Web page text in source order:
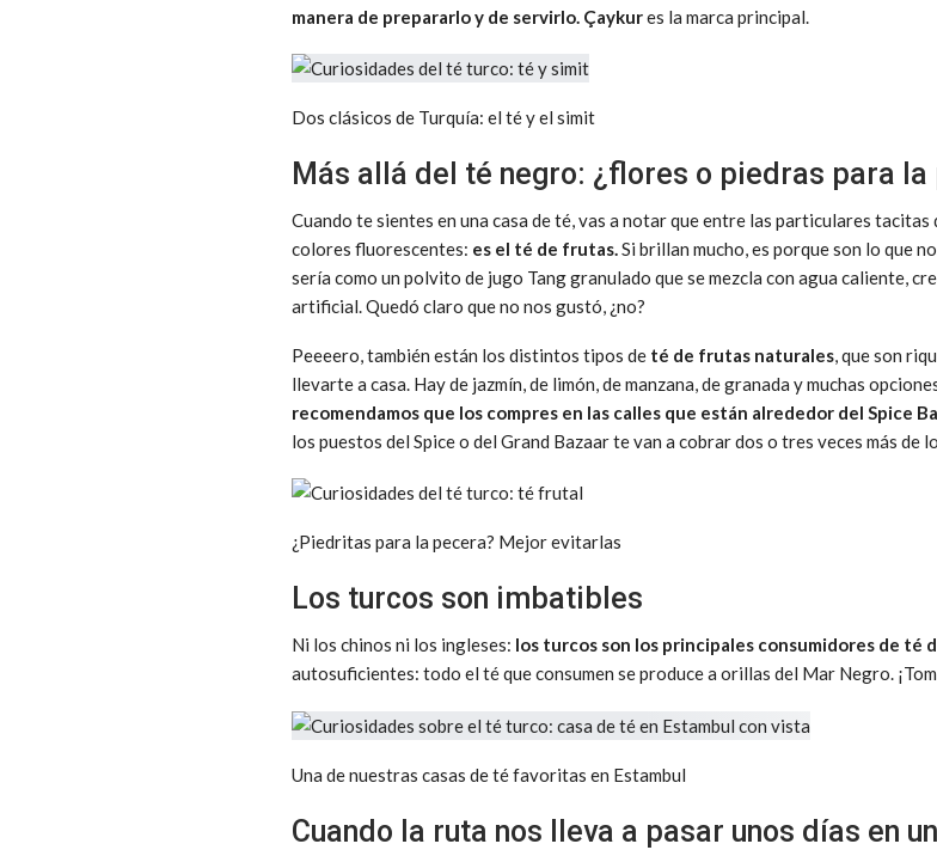
manera de prepararlo y de servirlo. Çaykures la marca principal.
Dos clásicos de Turquía: el té y el simit
Más allá del té negro: ¿flores o piedras para la
Cuando te sientes en una casa de té, vas a notar que entre las particulares tacitas
colores fluorescentes: es el té de frutas.Si brillan mucho, es porque son lo que
sería como un polvito de jugo Tang granulado que se mezcla con agua caliente,
artificial. Quedó claro que no nos gustó, ¿no?
Peeeero, también están los distintos tipos de té de frutas naturales, que son
llevarte a casa. Hay de jazmín, de limón, de manzana, de granada y muchas
recomendamos que los compres en las calles que están alrededor del Spice
los puestos del Spice o del Grand Bazaar te van a cobrar dos o tres veces más de
¿Piedritas para la pecera? Mejor evitarlas
Los turcos son imbatibles
Ni los chinos ni los ingleses: los turcos son los principales consumidores de té
autosuficientes: todo el té que consumen se produce a orillas del Mar Negro.
Una de nuestras casas de té favoritas en Estambul
Cuando la ruta nos lleva a pasar unos días en